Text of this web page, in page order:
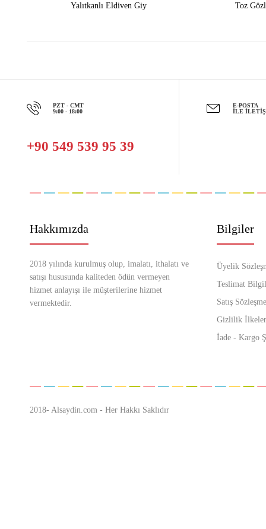
Yalıtkanlı Eldiven Giy Toz
PZT - CMT
9:00 - 18:00
+90 549 539 95 39
E-POSTA
İLE
Hakkımızda
2018 yılında kurulmuş olup, imalatı, ithalatı ve
satışı hususunda kaliteden ödün vermeyen
hizmet anlayışı ile müşterilerine hizmet
vermektedir.
Bilgiler
Üyelik
Teslimat
Satış
Gizlilik
İade - Kargo
2018- Alsaydin.com - Her Hakkı Saklıdır